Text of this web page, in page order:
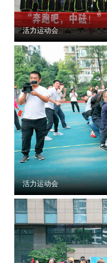
活力运动会
活力运动会